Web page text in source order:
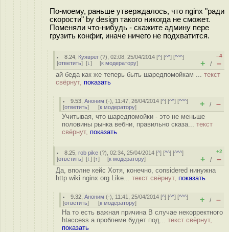
По-моему, раньше утверждалось, что nginx "ради
скорости" by design такого никогда не сможет.
Поменяли что-нибудь - скажите админу пере
грузить конфиг, иначе ничего не подхватится.
8.24 Куяврег (?), 02:08, 25/04/2014 [^] [^^] [^^^]
[ответить] [↓] [к модератору]
–4
+ / –
ай беда как же теперь быть шаредпомойкам ... текст
свёрнут, показать
9.53 ,Аноним (-), 11:47, 26/04/2014 [^] [^^] [^^^]
[ответить] [к модератору] + / –
Учитывая, что шаредпомойки - это не меньше
половины рынка вебни, правильно сказа... текст
свёрнут, показать
8.25 ,rob pike (?), 02:34, 25/04/2014 [^] [^^] [^^^]
[ответить] [↓] [↑] [к модератору]
+2
+ / –
Да, вполне кейс Хотя, конечно, considered нинужна
http wiki nginx org Like... текст свёрнут, показать
9.32 ,Аноним (-), 11:41, 25/04/2014 [^] [^^] [^^^]
[ответить] [к модератору] + / –
На то есть важная причина В случае некорректного
htaccess а проблеме будет под... текст свёрнут,
показать